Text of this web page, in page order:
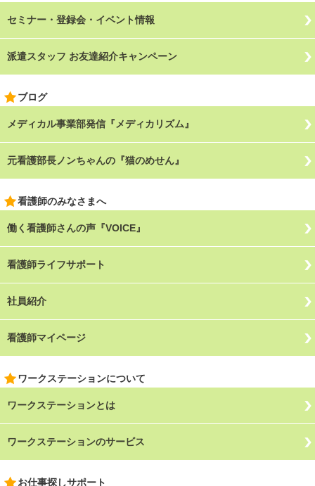
セミナー・登録会・イベント情報
派遣スタッフ お友達紹介キャンペーン
ブログ
メディカル事業部発信『メディカリズム』
元看護部長ノンちゃんの『猫のめせん』
看護師のみなさまへ
働く看護師さんの声『VOICE』
看護師ライフサポート
社員紹介
看護師マイページ
ワークステーションについて
ワークステーションとは
ワークステーションのサービス
お仕事探しサポート